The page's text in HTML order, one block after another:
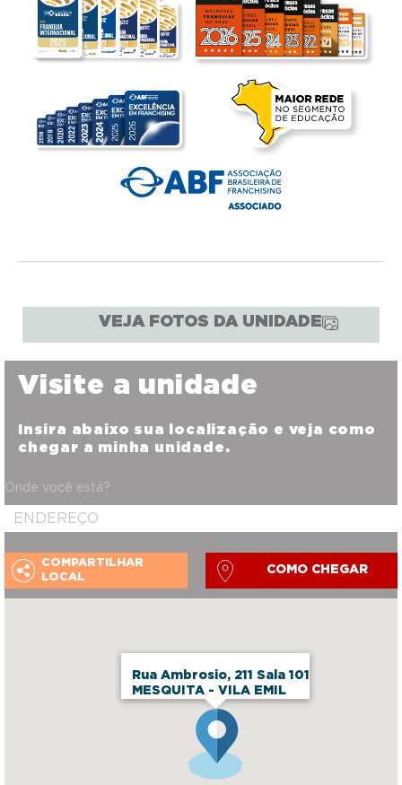
VEJA FOTOS DA UNIDADE
Rua Ambrosio, 211 Sala 101
MESQUITA - VILA EMIL
Visite a unidade
Insira abaixo sua localização e veja como
chegar a minha unidade.
Onde você está?
COMPARTILHAR
LOCAL
COMO CHEGAR